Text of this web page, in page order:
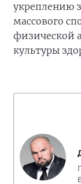
укреплению
массового
физической
культуры